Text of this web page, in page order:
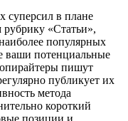
суперсил в плане
«Статьи»,
популярных
ваши потенциальные
пишут
публикует их
метода
короткий